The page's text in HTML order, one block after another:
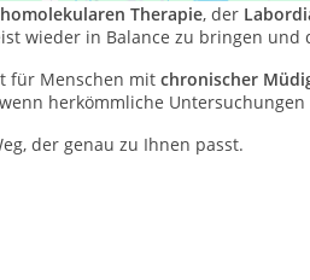
Therapie, der
wieder in Balance zu bringen
für Menschen mit chronischer
herkömmliche
der genau zu Ihnen passt.